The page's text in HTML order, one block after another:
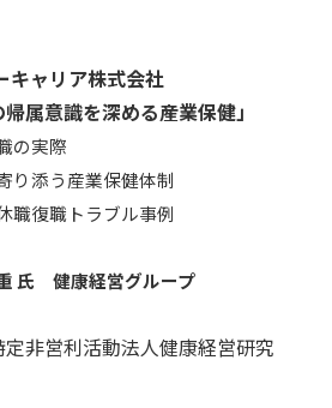
ャリア株式会社
属意識を深める産業保健」
の実際
う産業保健体制
職トラブル事例
氏 健康経営グループ
定非営利活動法人健康経営研究